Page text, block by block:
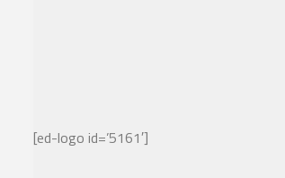
[ed-logo id=’5161′]